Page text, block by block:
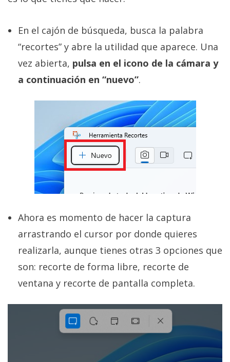
móviles,
informática,
videojuegos,
comparativas,
trucos y
Informático
reservados.
En el cajón de búsqueda, busca la palabra
“recortes” y abre la utilidad que aparece. Una
vez abierta, pulsa en el icono de la cámara y
a continuación en “nuevo”.
Ahora es momento de hacer la captura
arrastrando el cursor por donde quieres
realizarla, aunque tienes otras 3 opciones que
son: recorte de forma libre, recorte de
ventana y recorte de pantalla completa.